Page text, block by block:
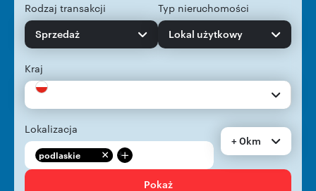
Rodzaj transakcji
Sprzedaż
Typ nieruchomości
Lokal użytkowy
Kraj
Lokalizacja
podlaskie +
+ 0km
Pokaż